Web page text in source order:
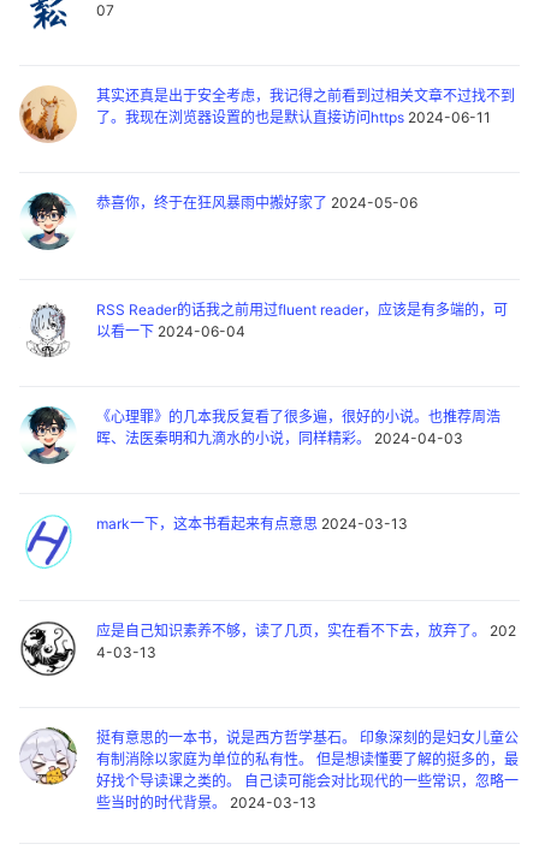
07
其实还真是出于安全考虑，我记得之前看到过相关文章不过找不到
了。我现在浏览器设置的也是默认直接访问https 2024-06-11
恭喜你，终于在狂风暴雨中搬好家了 2024-05-06
RSS Reader的话我之前用过fluent reader，应该是有多端的，可
以看一下 2024-06-04
《心理罪》的几本我反复看了很多遍，很好的小说。也推荐周浩
晖、法医秦明和九滴水的小说，同样精彩。
2024-04-03
mark一下，这本书看起来有点意思 2024-03-13
应是自己知识素养不够，读了几页，实在看不下去，放弃了。
202
4-03-13
挺有意思的一本书，说是西方哲学基石。 印象深刻的是妇女儿童公
有制消除以家庭为单位的私有性。 但是想读懂要了解的挺多的，最
好找个导读课之类的。 自己读可能会对比现代的一些常识，忽略一
些当时的时代背景。
2024-03-13